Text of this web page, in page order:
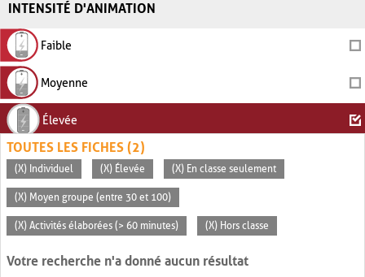
INTENSITÉ D'ANIMATION
Faible
Moyenne
Élevée
TOUTES LES FICHES (2)
(X) Individuel (X) Élevée (X) En classe seulement
(X) Moyen groupe (entre 30 et 100)
(X) Activités élaborées (> 60 minutes) (X) Hors classe
Votre recherche n'a donné aucun résultat